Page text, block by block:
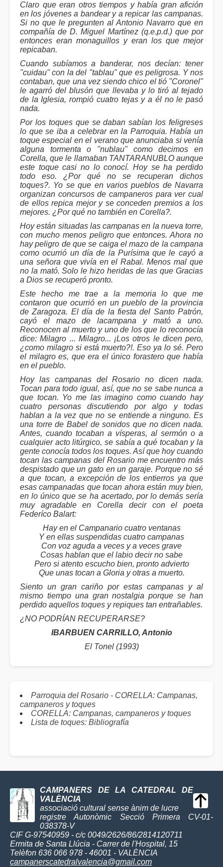
Claro que eran otros tiempos y había gran afición
en los jóvenes a bandear y a repicar las campanas.
Si no que le pregunten al Antonio Navarro que en
compañía de D. Miguel Martínez (q.e.p.d.) que por
entonces eran monaguillos y eran los que mejor
repicaban.
Cuando subíamos a banderar, nos decían: tener
"cuidau" con la del "tablau" que es peligrosa. Y nos
contaban, que una vez siendo chico el tió "Coronel"
le agarró del blusón que llevaba y lo tiró al tejado
de la Iglesia, rompió cuatro tejas y a él no le pasó
nada.
Por los toques que se daban sabían los feligreses
lo que se iba a celebrar en la Parroquia. Había un
toque especial en el verano que anunciaba si venía
alguna tormenta o "nublau" como decimos en
Corella, que le llamaban TANTARANUBLO aunque
este toque casi no lo conocí. Hoy se ha perdido
todo eso. ¿Por qué no se recuperan dichos
toques?. Yo se que en varios pueblos de Navarra
organizan concursos de campaneros para ver cual
de ellos repica mejor y se conceden premios a los
mejores. ¿Por qué no también en Corella?.
Hoy están situadas las campanas en la nueva torre,
con mucho menos peligro que entonces. Ahora no
hay peligro de que se caiga el mazo de la campana
como ocurrió un día de la Purísima que le cayó a
una señora que vivía en el Rabal. Menos mal que
no la mató. Solo le hizo heridas de las que Gracias
a Dios se recuperó pronto.
Este hecho me trae a la memoria lo que me
contaron que ocurrió en un pueblo de la provincia
de Zaragoza. El día de la fiesta del Santo Patrón,
cayó el mazo de lacampana y mató a uno.
Reconocen al muerto y uno de los que lo reconocía
dice: Milagro ... Milagro... ¡Los otros le dicen pero,
¿como milagro si está muerto?!. Eso ya lo sé. Pero
el milagro es, que era el único forastero que había
en el pueblo.
Hoy las campanas del Rosario no dicen nada.
Tocan para todo igual, así, que no se sabe nunca a
que tocan. Yo me las imagino como cuando hay
cuatro personas discutiendo por algo y todas
hablan a la vez que no se entiende a ninguno. Es
una torre de Babel de sonidos que no dicen nada.
Antes, cuando tocaban a vísperas, al sermón o a
cualquier acto litúrgico, se sabía a qué tocaban y la
gente conocía todos los toques. Así que hoy cuando
tocan las campanas del Rosario me encuentro más
despistado que un gato en un garaje. Porque no sé
a que tocan, a excepción de los entierros ya que
esas campanadas que tocan ahora están muy bien,
en lo único que se ha acertado, por lo demás sería
muy agradable en Corella decir con el poeta
Federíco Balart:
Hay en el Campanario cuatro ventanas
Y en ellas suspendidas cuatro campanas
Con voz aguda a veces y a veces grave
Cosas hablan que el labio decir no sabe
Pero si atento escucho bien, pronto advierto
Que unas tocan a Gloria y otras a muerto.
Siento un gran cariño por estas campanas y al
mismo tiempo una gran nostalgia porque se han
perdido aquellos toques y repiques tan entrañables.
¿NO PODRÍAN RECUPERARSE?
IBARBUEN CARRILLO, Antonio
El Tonel (1993)
Parroquia del Rosario - CORELLA: Campanas,
campaneros y toques
CORELLA: Campanas, campaneros y toques
Lista de toques: Bibliografía
CAMPANERS DE LA CATEDRAL DE
VALÈNCIA
associació cultural sense ànim de lucre
registre Autonòmic Secció Primera CV-01-
038378-V
CIF G-97540959 - c/c 0049/2626/86/2814120711
Ermita de Santa Llúcia - Carrer de l'Hospital, 15
Telèfon 636 066 978 - 46001 - VALÈNCIA
campanerscatedralvalencia@gmail.com